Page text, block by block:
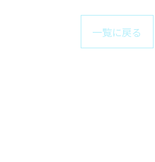
一覧に戻る